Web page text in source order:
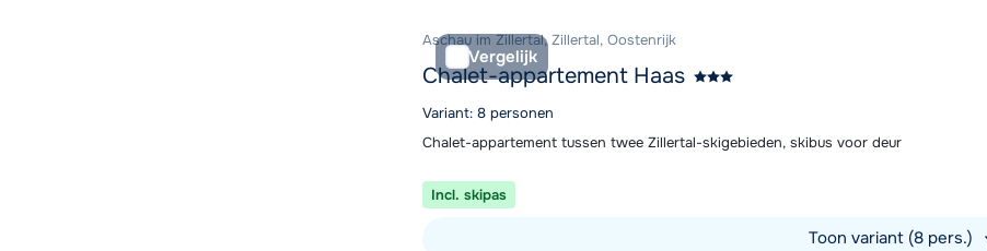
Vergelijk
Aschau im Zillertal, Zillertal, Oostenrijk
Chalet-appartement Haas
Variant: 8 personen
Chalet-appartement tussen twee Zillertal-skigebieden, skibus voor deur
Incl. skipas
Toon variant (8 pers.)